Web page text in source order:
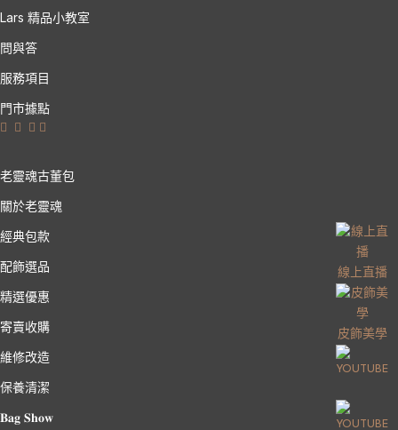
Lars 精品小教室
問與答
服務項目
門市據點
老靈魂古董包
關於老靈魂
經典包款
配飾選品
精選優惠
寄賣收購
維修改造
保養清潔
𝐁𝐚𝐠 𝐒𝐡𝐨𝐰
線上直播
皮飾美學